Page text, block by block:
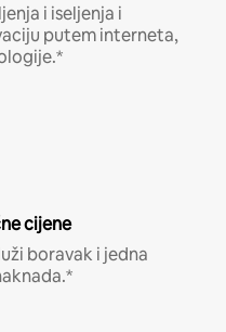
i iseljenja i
putem interneta,
cijene
boravak i jedna